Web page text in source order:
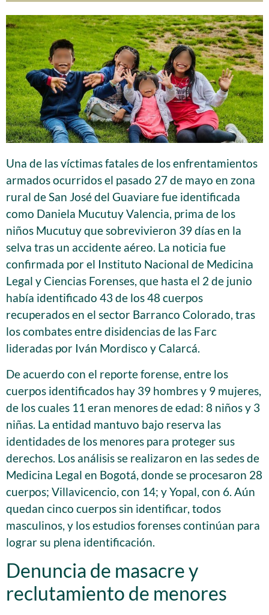
Una de las víctimas fatales de los enfrentamientos
armados ocurridos el pasado 27 de mayo en zona
rural de San José del Guaviare fue identificada
como Daniela Mucutuy Valencia, prima de los
niños Mucutuy que sobrevivieron 39 días en la
selva tras un accidente aéreo. La noticia fue
confirmada por el Instituto Nacional de Medicina
Legal y Ciencias Forenses, que hasta el 2 de junio
había identificado 43 de los 48 cuerpos
recuperados en el sector Barranco Colorado, tras
los combates entre disidencias de las Farc
lideradas por Iván Mordisco y Calarcá.
De acuerdo con el reporte forense, entre los
cuerpos identificados hay 39 hombres y 9 mujeres,
de los cuales 11 eran menores de edad: 8 niños y 3
niñas. La entidad mantuvo bajo reserva las
identidades de los menores para proteger sus
derechos. Los análisis se realizaron en las sedes de
Medicina Legal en Bogotá, donde se procesaron 28
cuerpos; Villavicencio, con 14; y Yopal, con 6. Aún
quedan cinco cuerpos sin identificar, todos
masculinos, y los estudios forenses continúan para
lograr su plena identificación.
Denuncia de masacre y
reclutamiento de menores